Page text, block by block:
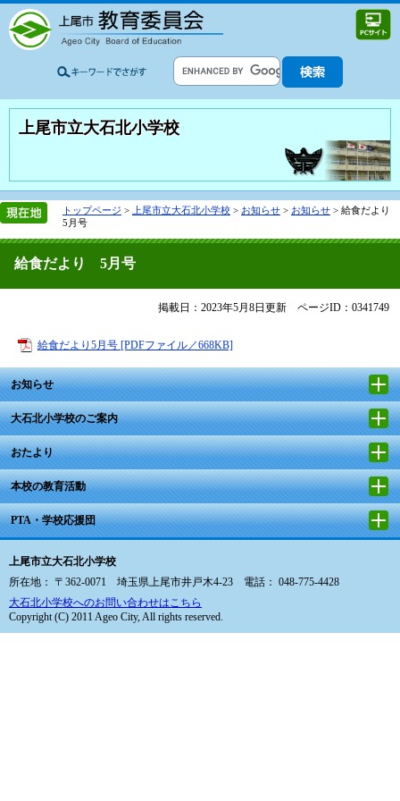
上尾市立大石北小学校
トップページ > 上尾市立大石北小学校 > お知らせ > お知らせ > 給食だより
5月号
給食だより 5月号
掲載日：2023年5月8日更新 ページID：0341749
給食だより5月号 [PDFファイル／668KB]
お知らせ
大石北小学校のご案内
おたより
本校の教育活動
PTA・学校応援団
上尾市立大石北小学校
所在地： 〒362-0071 埼玉県上尾市井戸木4-23 電話： 048-775-4428
大石北小学校へのお問い合わせはこちら
Copyright (C) 2011 Ageo City, All rights reserved.